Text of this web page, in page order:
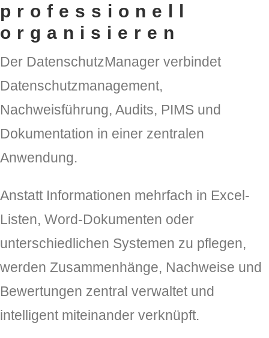
professionell
organisieren
Der DatenschutzManager verbindet
Datenschutzmanagement,
Nachweisführung, Audits, PIMS und
Dokumentation in einer zentralen
Anwendung.
Anstatt Informationen mehrfach in Excel-
Listen, Word-Dokumenten oder
unterschiedlichen Systemen zu pflegen,
werden Zusammenhänge, Nachweise und
Bewertungen zentral verwaltet und
intelligent miteinander verknüpft.